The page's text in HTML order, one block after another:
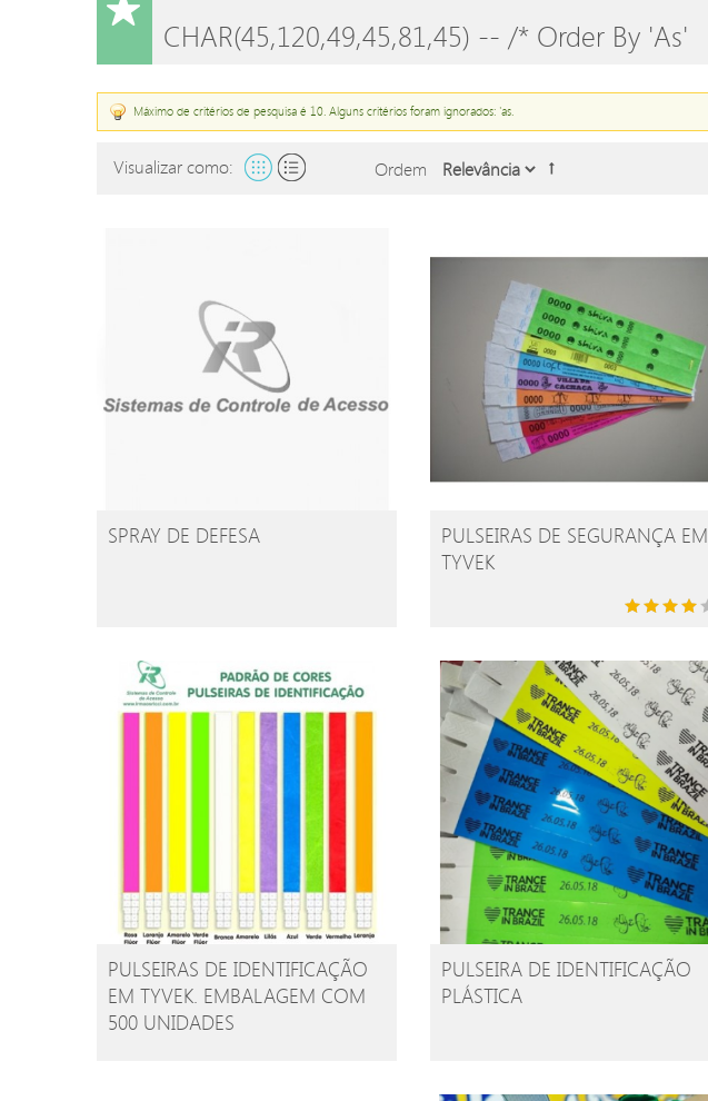
CHAR(45,120,49,45,81,45) -- /* Order By 'as'
Máximo de critérios de pesquisa é 10. Alguns critérios foram ignorados: 'as.
Visualizar como: Ordem
SPRAY DE DEFESA
PULSEIRAS DE SEGURANÇA EM
TYVEK
PULSEIRAS DE IDENTIFICAÇÃO
EM TYVEK. EMBALAGEM COM
500 UNIDADES
PULSEIRA DE IDENTIFICAÇÃO
PLÁSTICA